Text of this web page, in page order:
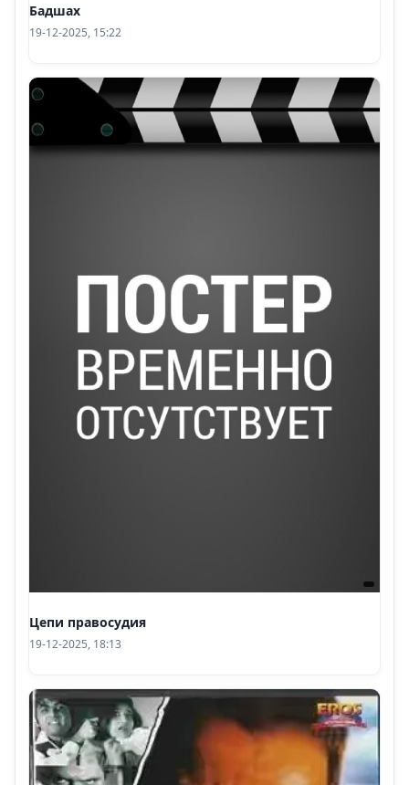
Бадшах
19-12-2025, 15:22
Цепи правосудия
19-12-2025, 18:13